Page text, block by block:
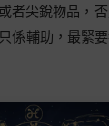
者尖銳物品，
係輔助，最緊